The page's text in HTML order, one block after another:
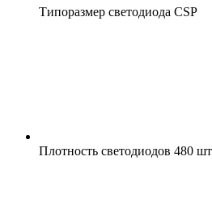
Типоразмер светодиода CSP
Плотность светодиодов 480